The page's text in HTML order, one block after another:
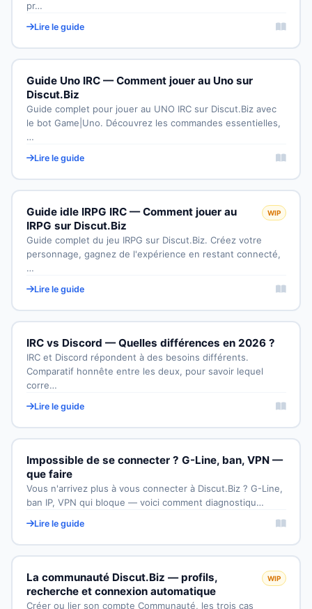
pr…
Lire le guide
Guide Uno IRC — Comment jouer au Uno sur
Discut.Biz
Guide complet pour jouer au UNO IRC sur Discut.Biz avec
le bot Game|Uno. Découvrez les commandes essentielles,
…
Lire le guide
Guide idle IRPG IRC — Comment jouer au
IRPG sur Discut.Biz
WIP
Guide complet du jeu IRPG sur Discut.Biz. Créez votre
personnage, gagnez de l'expérience en restant connecté,
…
Lire le guide
IRC vs Discord — Quelles différences en 2026 ?
IRC et Discord répondent à des besoins différents.
Comparatif honnête entre les deux, pour savoir lequel
corre…
Lire le guide
Impossible de se connecter ? G-Line, ban, VPN —
que faire
Vous n'arrivez plus à vous connecter à Discut.Biz ? G-Line,
ban IP, VPN qui bloque — voici comment diagnostiqu…
Lire le guide
La communauté Discut.Biz — profils,
recherche et connexion automatique
WIP
Créer ou lier son compte Communauté, les trois cas